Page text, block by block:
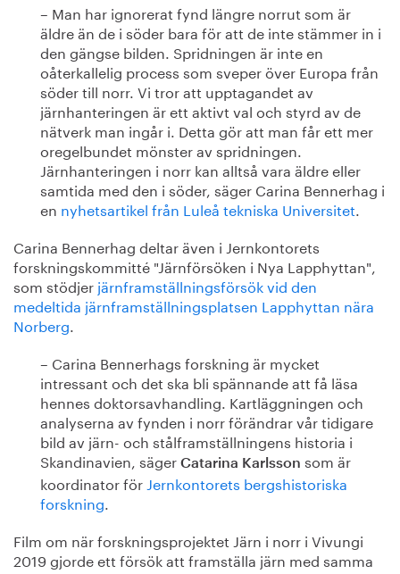
– Man har ignorerat fynd längre norrut som är
äldre än de i söder bara för att de inte stämmer in i
den gängse bilden. Spridningen är inte en
oåterkallelig process som sveper över Europa från
söder till norr. Vi tror att upptagandet av
järnhanteringen är ett aktivt val och styrd av de
nätverk man ingår i. Detta gör att man får ett mer
oregelbundet mönster av spridningen.
Järnhanteringen i norr kan alltså vara äldre eller
samtida med den i söder, säger Carina Bennerhag i
en nyhetsartikel från Luleå tekniska Universitet.
Carina Bennerhag deltar även i Jernkontorets
forskningskommitté "Järnförsöken i Nya Lapphyttan",
som stödjer järnframställningsförsök vid den
medeltida järnframställningsplatsen Lapphyttan nära
Norberg.
– Carina Bennerhags forskning är mycket
intressant och det ska bli spännande att få läsa
hennes doktorsavhandling. Kartläggningen och
analyserna av fynden i norr förändrar vår tidigare
bild av järn- och stålframställningens historia i
Skandinavien, säger Catarina Karlsson som är
koordinator för Jernkontorets bergshistoriska
forskning.
Film om när forskningsprojektet Järn i norr i Vivungi
2019 gjorde ett försök att framställa järn med samma